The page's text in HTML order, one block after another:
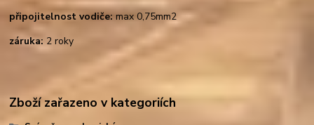
připojitelnost vodiče:max 0,75mm2
záruka: 2 roky
Zboží zařazeno v kategoriích